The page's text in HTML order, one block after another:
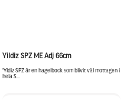
Yildiz SPZ ME Adj 66cm
“Yldiz SPZ är en hagelbock som blivit väl mottagen i
hela S...